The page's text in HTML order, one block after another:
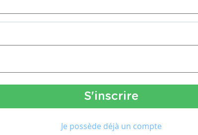
Je possède déjà un compte